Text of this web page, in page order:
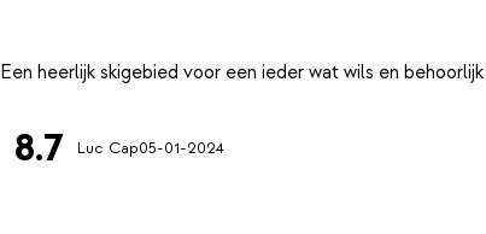
8.7 Luc Cap05-01-2024